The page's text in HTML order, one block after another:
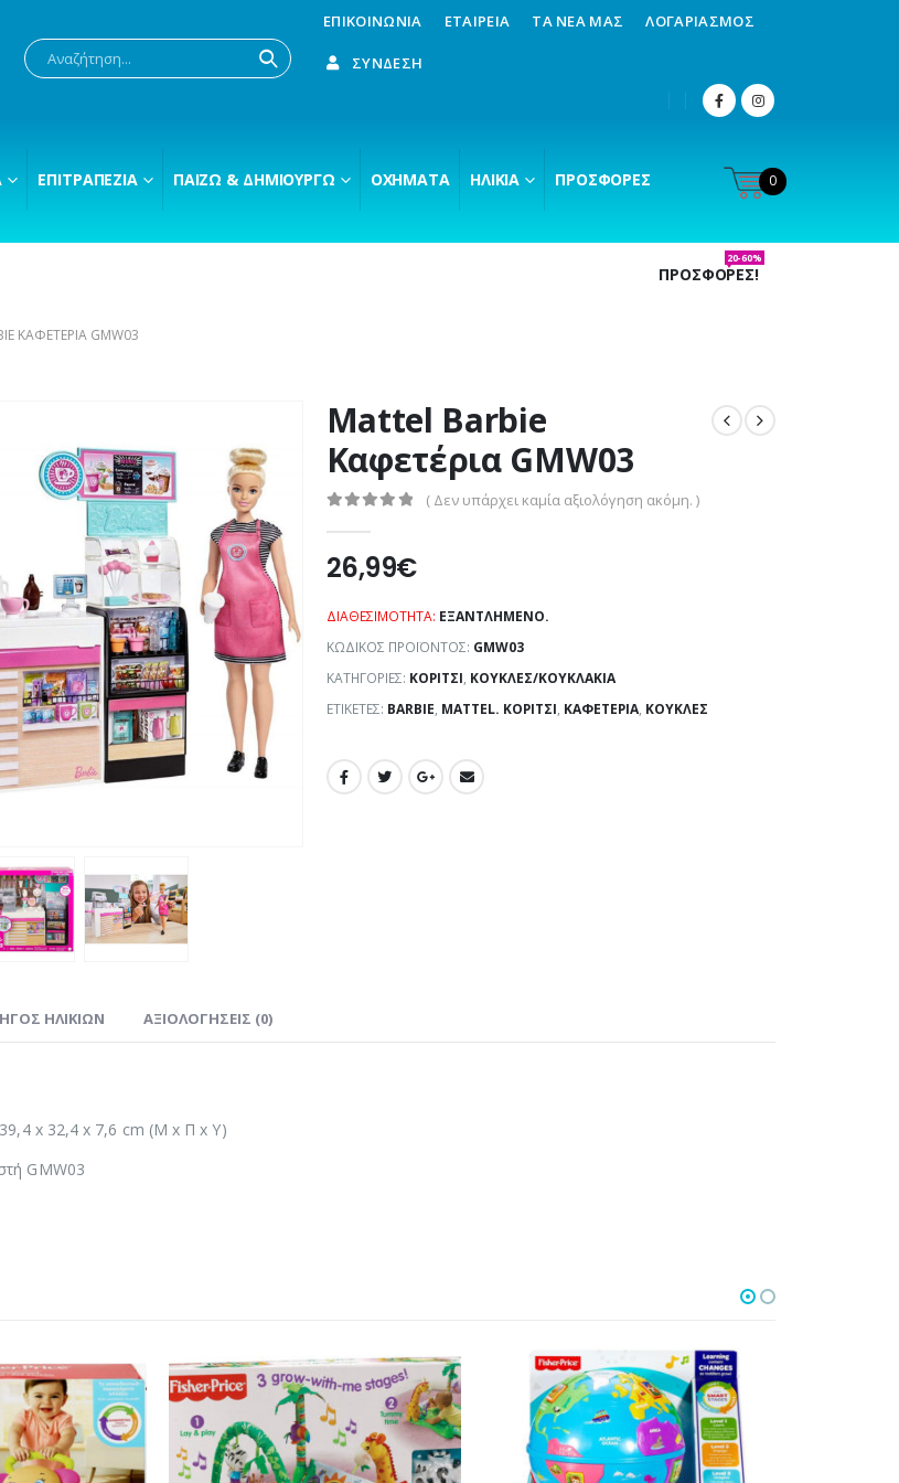
ΕΠΙΚΟΙΝΩΝΊΑ ΕΤΑΙΡΕΊΑ ΤΑ ΝΈΑ ΜΑΣ ΛΟΓΑΡΙΑΣΜΌΣ
ΣΎΝΔΕΣΗ
ΕΠΙΤΡΑΠΈΖΙΑ ΠΑΊΖΩ & ΔΗΜΙΟΥΡΓΏ ΟΧΉΜΑΤΑ ΗΛΙΚΊΑ ΠΡΟΣΦΟΡΈΣ 0
ΠΡΟΣΦΟΡΕΣ!
20-60%
ΚΑΦΕΤΈΡΙΑ GMW03
Mattel Barbie
Καφετέρια GMW03
( Δεν υπάρχει καμία αξιολόγηση ακόμη. )
26,99€
ΔΙΑΘΕΣΙΜΌΤΗΤΑ: ΕΞΑΝΤΛΗΜΈΝΟ.
ΚΩΔΙΚΌΣ ΠΡΟΪΌΝΤΟΣ: GMW03
ΚΑΤΗΓΟΡΊΕΣ: ΚΟΡΊΤΣΙ, ΚΟΎΚΛΕΣ/ΚΟΥΚΛΆΚΙΑ
ΕΤΙΚΈΤΕΣ: BARBIE, MATTEL. ΚΟΡΊΤΣΙ, ΚΑΦΕΤΈΡΙΑ, ΚΟΎΚΛΕΣ
ΗΛΙΚΙΏΝ ΑΞΙΟΛΟΓΉΣΕΙΣ (0)
39,4 x 32,4 x 7,6 cm (Μ x Π x Υ)
GMW03